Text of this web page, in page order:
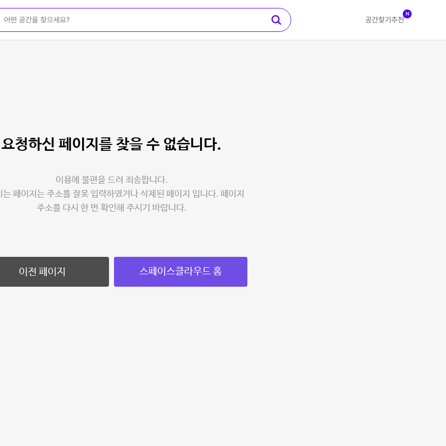
공간찾기 추천
N
요청하신 페이지를 찾을 수 없습니다.
이용에 불편을 드려 죄송합니다.
는 페이지는 주소를 잘못 입력하였거나 삭제된 페이지 입니다. 페이지
주소를 다시 한 번 확인해 주시기 바랍니다.
이전 페이지 스페이스클라우드 홈